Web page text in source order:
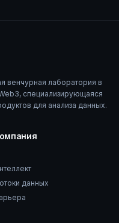
венчурная лаборатория в
специализирующаяся
для анализа данных.
данных